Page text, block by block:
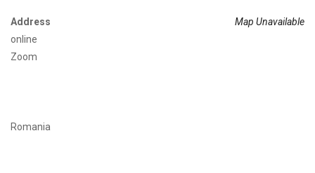
Map Unavailable
Address
online
Zoom
Romania